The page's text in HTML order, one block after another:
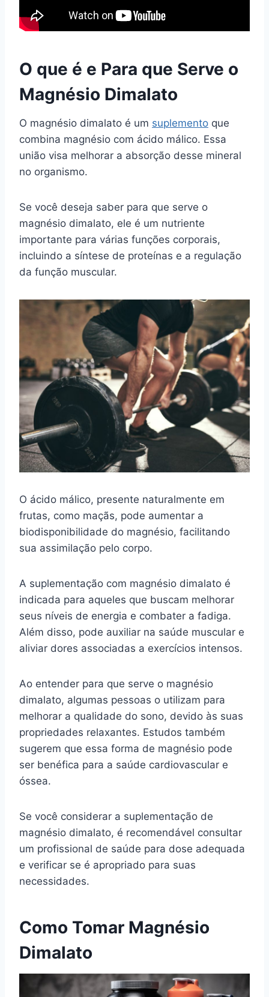
O que é e Para que Serve o
Magnésio Dimalato
O magnésio dimalato é um suplemento que
combina magnésio com ácido málico. Essa
união visa melhorar a absorção desse mineral
no organismo.
Se você deseja saber para que serve o
magnésio dimalato, ele é um nutriente
importante para várias funções corporais,
incluindo a síntese de proteínas e a regulação
da função muscular.
O ácido málico, presente naturalmente em
frutas, como maçãs, pode aumentar a
biodisponibilidade do magnésio, facilitando
sua assimilação pelo corpo.
A suplementação com magnésio dimalato é
indicada para aqueles que buscam melhorar
seus níveis de energia e combater a fadiga.
Além disso, pode auxiliar na saúde muscular e
aliviar dores associadas a exercícios intensos.
Ao entender para que serve o magnésio
dimalato, algumas pessoas o utilizam para
melhorar a qualidade do sono, devido às suas
propriedades relaxantes. Estudos também
sugerem que essa forma de magnésio pode
ser benéfica para a saúde cardiovascular e
óssea.
Se você considerar a suplementação de
magnésio dimalato, é recomendável consultar
um profissional de saúde para dose adequada
e verificar se é apropriado para suas
necessidades.
Como Tomar Magnésio
Dimalato